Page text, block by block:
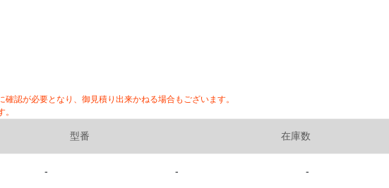
確認が必要となり、御見積り出来かねる場合もございます。
型番 在庫数
- - -